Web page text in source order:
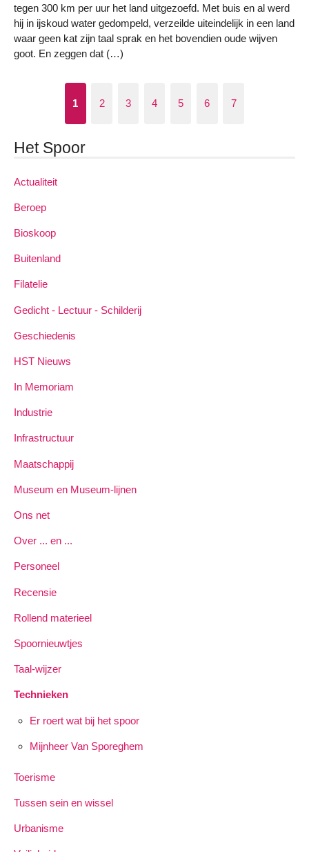
tegen 300 km per uur het land uitgezoefd. Met buis en al werd
hij in ijskoud water gedompeld, verzeilde uiteindelijk in een land
waar geen kat zijn taal sprak en het bovendien oude wijven
goot. En zeggen dat (…)
1 2 3 4 5 6 7
Het Spoor
Actualiteit
Beroep
Bioskoop
Buitenland
Filatelie
Gedicht - Lectuur - Schilderij
Geschiedenis
HST Nieuws
In Memoriam
Industrie
Infrastructuur
Maatschappij
Museum en Museum-lijnen
Ons net
Over ... en ...
Personeel
Recensie
Rollend materieel
Spoornieuwtjes
Taal-wijzer
Technieken
Er roert wat bij het spoor
Mijnheer Van Sporeghem
Toerisme
Tussen sein en wissel
Urbanisme